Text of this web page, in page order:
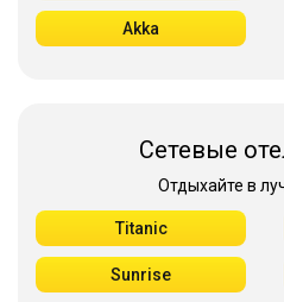
Akka
Сетевые
Отдыхайте в
Titanic
Sunrise